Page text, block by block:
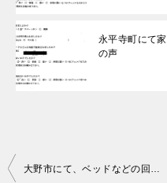
永平寺町にて
の声
投